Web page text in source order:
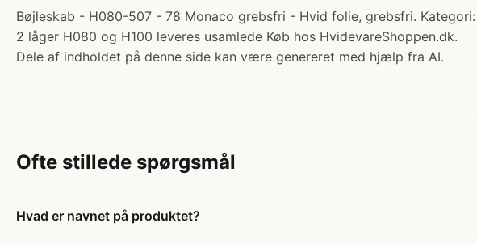
Bøjleskab - H080-507 - 78 Monaco grebsfri - Hvid folie, grebsfri.
2 låger H080 og H100 leveres usamlede Køb hos HvidevareShoppen.dk.
Dele af indholdet på denne side kan være genereret med hjælp fra AI.
Ofte stillede spørgsmål
Hvad er navnet på produktet?